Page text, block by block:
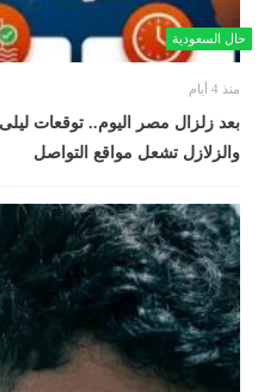
حال السعودية
منذ 4 أيام
والزلازل تشعل مواقع التواصل